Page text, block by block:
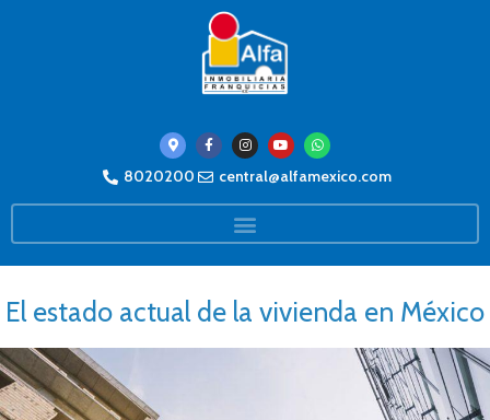
8020200 central@alfamexico.com
El estado actual de la vivienda en México